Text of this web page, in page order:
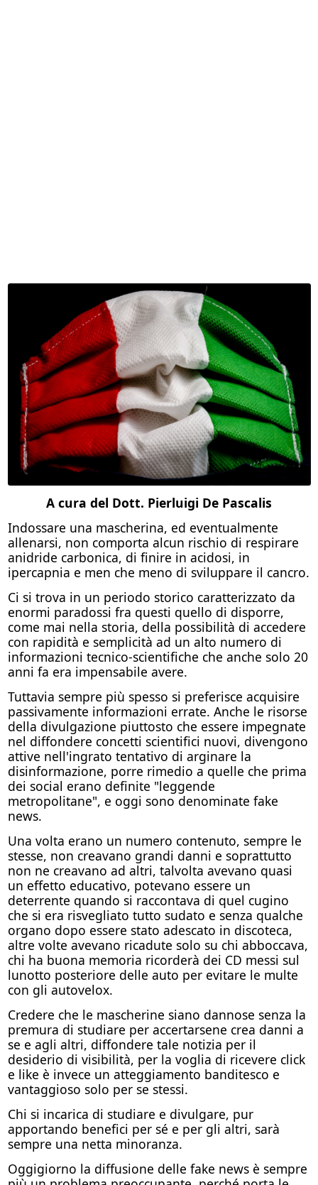
A cura del Dott. Pierluigi De Pascalis
Indossare una mascherina, ed eventualmente
allenarsi, non comporta alcun rischio di respirare
anidride carbonica, di finire in acidosi, in
ipercapnia e men che meno di sviluppare il cancro.
Ci si trova in un periodo storico caratterizzato da
enormi paradossi fra questi quello di disporre,
come mai nella storia, della possibilità di accedere
con rapidità e semplicità ad un alto numero di
informazioni tecnico-scientifiche che anche solo 20
anni fa era impensabile avere.
Tuttavia sempre più spesso si preferisce acquisire
passivamente informazioni errate. Anche le risorse
della divulgazione piuttosto che essere impegnate
nel diffondere concetti scientifici nuovi, divengono
attive nell'ingrato tentativo di arginare la
disinformazione, porre rimedio a quelle che prima
dei social erano definite "leggende
metropolitane", e oggi sono denominate fake
news.
Una volta erano un numero contenuto, sempre le
stesse, non creavano grandi danni e soprattutto
non ne creavano ad altri, talvolta avevano quasi
un effetto educativo, potevano essere un
deterrente quando si raccontava di quel cugino
che si era risvegliato tutto sudato e senza qualche
organo dopo essere stato adescato in discoteca,
altre volte avevano ricadute solo su chi abboccava,
chi ha buona memoria ricorderà dei CD messi sul
lunotto posteriore delle auto per evitare le multe
con gli autovelox.
Credere che le mascherine siano dannose senza la
premura di studiare per accertarsene crea danni a
se e agli altri, diffondere tale notizia per il
desiderio di visibilità, per la voglia di ricevere click
e like è invece un atteggiamento banditesco e
vantaggioso solo per se stessi.
Chi si incarica di studiare e divulgare, pur
apportando benefici per sé e per gli altri, sarà
sempre una netta minoranza.
Oggigiorno la diffusione delle fake news è sempre